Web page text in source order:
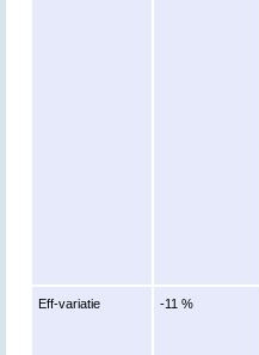
Eff-variatie -11 %